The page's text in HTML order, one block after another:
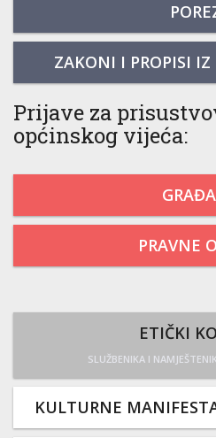
ZAKONI I PROPISI IZ
Prijave za
općinskog vijeća:
PRAVNE
ETIČKI
SLUŽBENIKA I
KULTURNE